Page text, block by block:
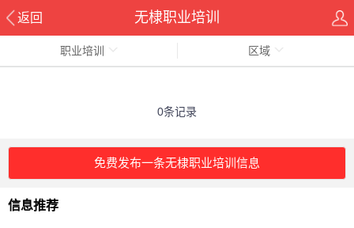
返回 无棣职业培训
职业培训 区域
0条记录
免费发布一条无棣职业培训信息
信息推荐